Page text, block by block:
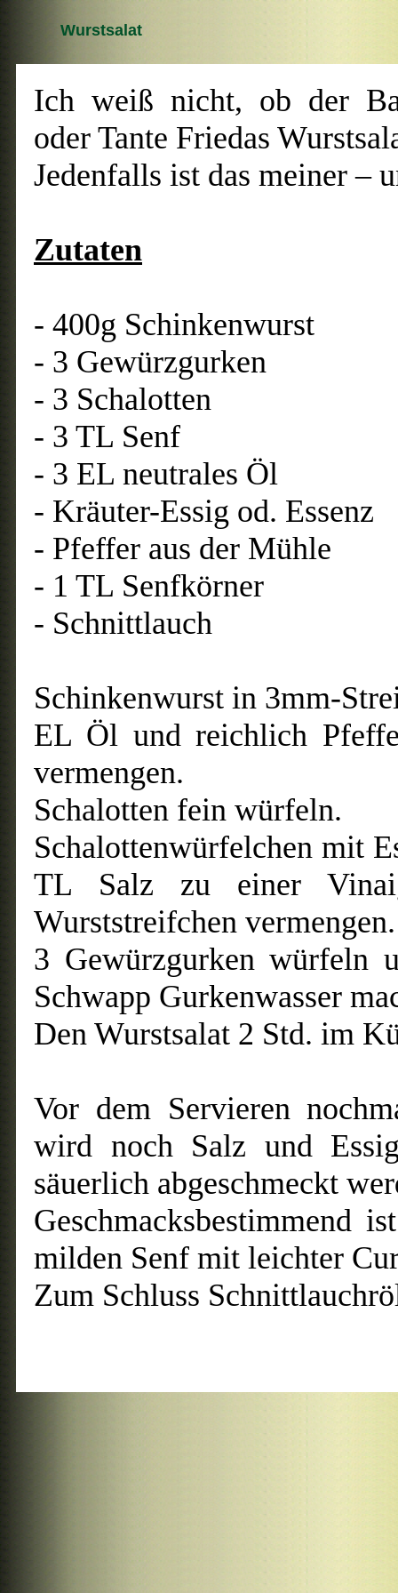
Wurstsalat
Ich weiß nicht, ob der
oder Tante Friedas
Jedenfalls ist das meiner –
Zutaten
- 400g Schinkenwurst
- 3 Gewürzgurken
- 3 Schalotten
- 3 TL Senf
- 3 EL neutrales Öl
- Kräuter-Essig od. Essenz
- Pfeffer aus der Mühle
- 1 TL Senfkörner
- Schnittlauch
Schinkenwurst in 3mm-
EL Öl und reichlich
vermengen.
Schalotten fein würfeln.
Schalottenwürfelchen mit
TL Salz zu einer
Wurststreifchen vermengen.
3 Gewürzgurken würfeln
Schwapp Gurkenwasser
Den Wurstsalat 2 Std. im
Vor dem Servieren
wird noch Salz und
säuerlich abgeschmeckt
Geschmacksbestimmend
milden Senf mit leichter
Zum Schluss